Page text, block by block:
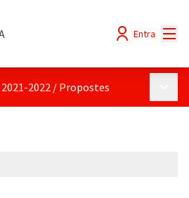
Entra
2022 / Propostes